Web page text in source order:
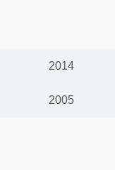
2014
2005